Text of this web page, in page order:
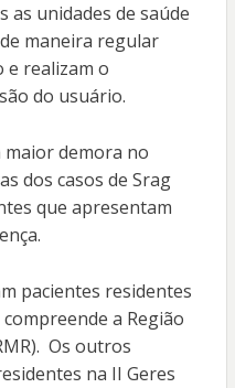
as unidades de saúde
maneira regular
e realizam o
do usuário.
maior demora no
dos casos de Srag
que apresentam
pacientes residentes
a Região
Os outros
na II Geres